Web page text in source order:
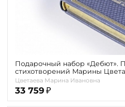
Подарочный набор «Дебют».
стихотворений Марины
Цветаева Марина Ивановна
33 759 ₽